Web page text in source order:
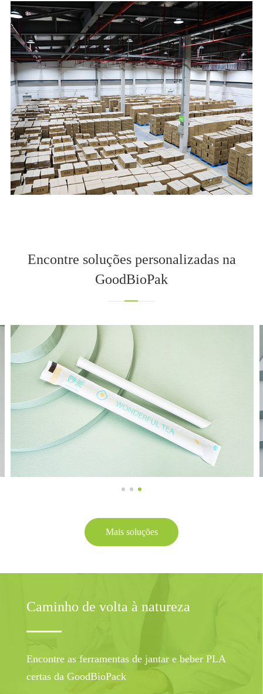
Encontre soluções personalizadas na
GoodBioPak
Mais soluções
Caminho de volta à natureza
Encontre as ferramentas de jantar e beber PLA
certas da GoodBioPack